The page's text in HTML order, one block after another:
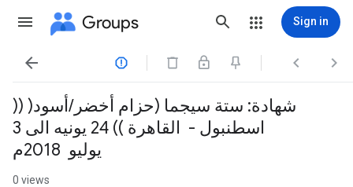
Groups Sign in
   
شهادة: ستة سيجما (حزام أخضر/أسود( ((
اسطنبول - القاهرة )) 24 يونيه الى 3
يوليو 2018م
0 views